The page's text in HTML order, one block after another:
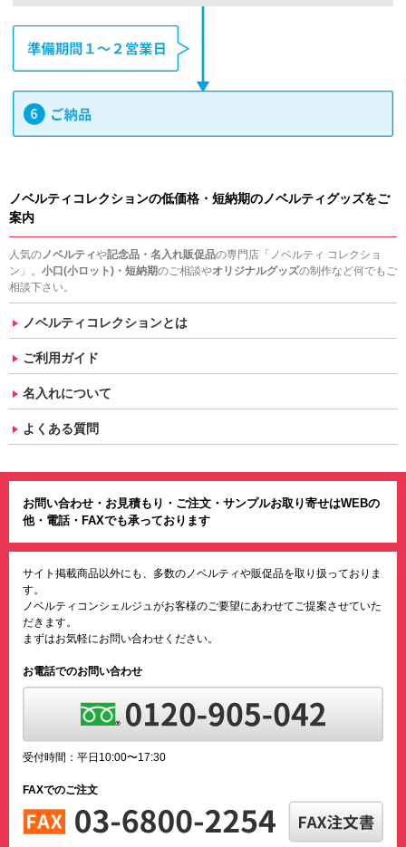
ノベルティコレクションの低価格・短納期のノベルティグッズをご
案内
人気のノベルティや記念品・名入れ販促品の専門店「ノベルティ コレクショ
ン」。 小口(小ロット)・短納期のご相談やオリジナルグッズの制作など何でもご
相談下さい。
ノベルティコレクションとは
ご利用ガイド
名入れについて
よくある質問
お問い合わせ・お見積もり・ご注文・サンプルお取り寄せはWEBの
他・電話・FAXでも承っております
サイト掲載商品以外にも、多数のノベルティや販促品を取り扱っておりま
す。
ノベルティコンシェルジュがお客様のご要望にあわせてご提案させていた
だきます。
まずはお気軽にお問い合わせください。
お電話でのお問い合わせ
受付時間：平日10:00〜17:30
FAXでのご注文